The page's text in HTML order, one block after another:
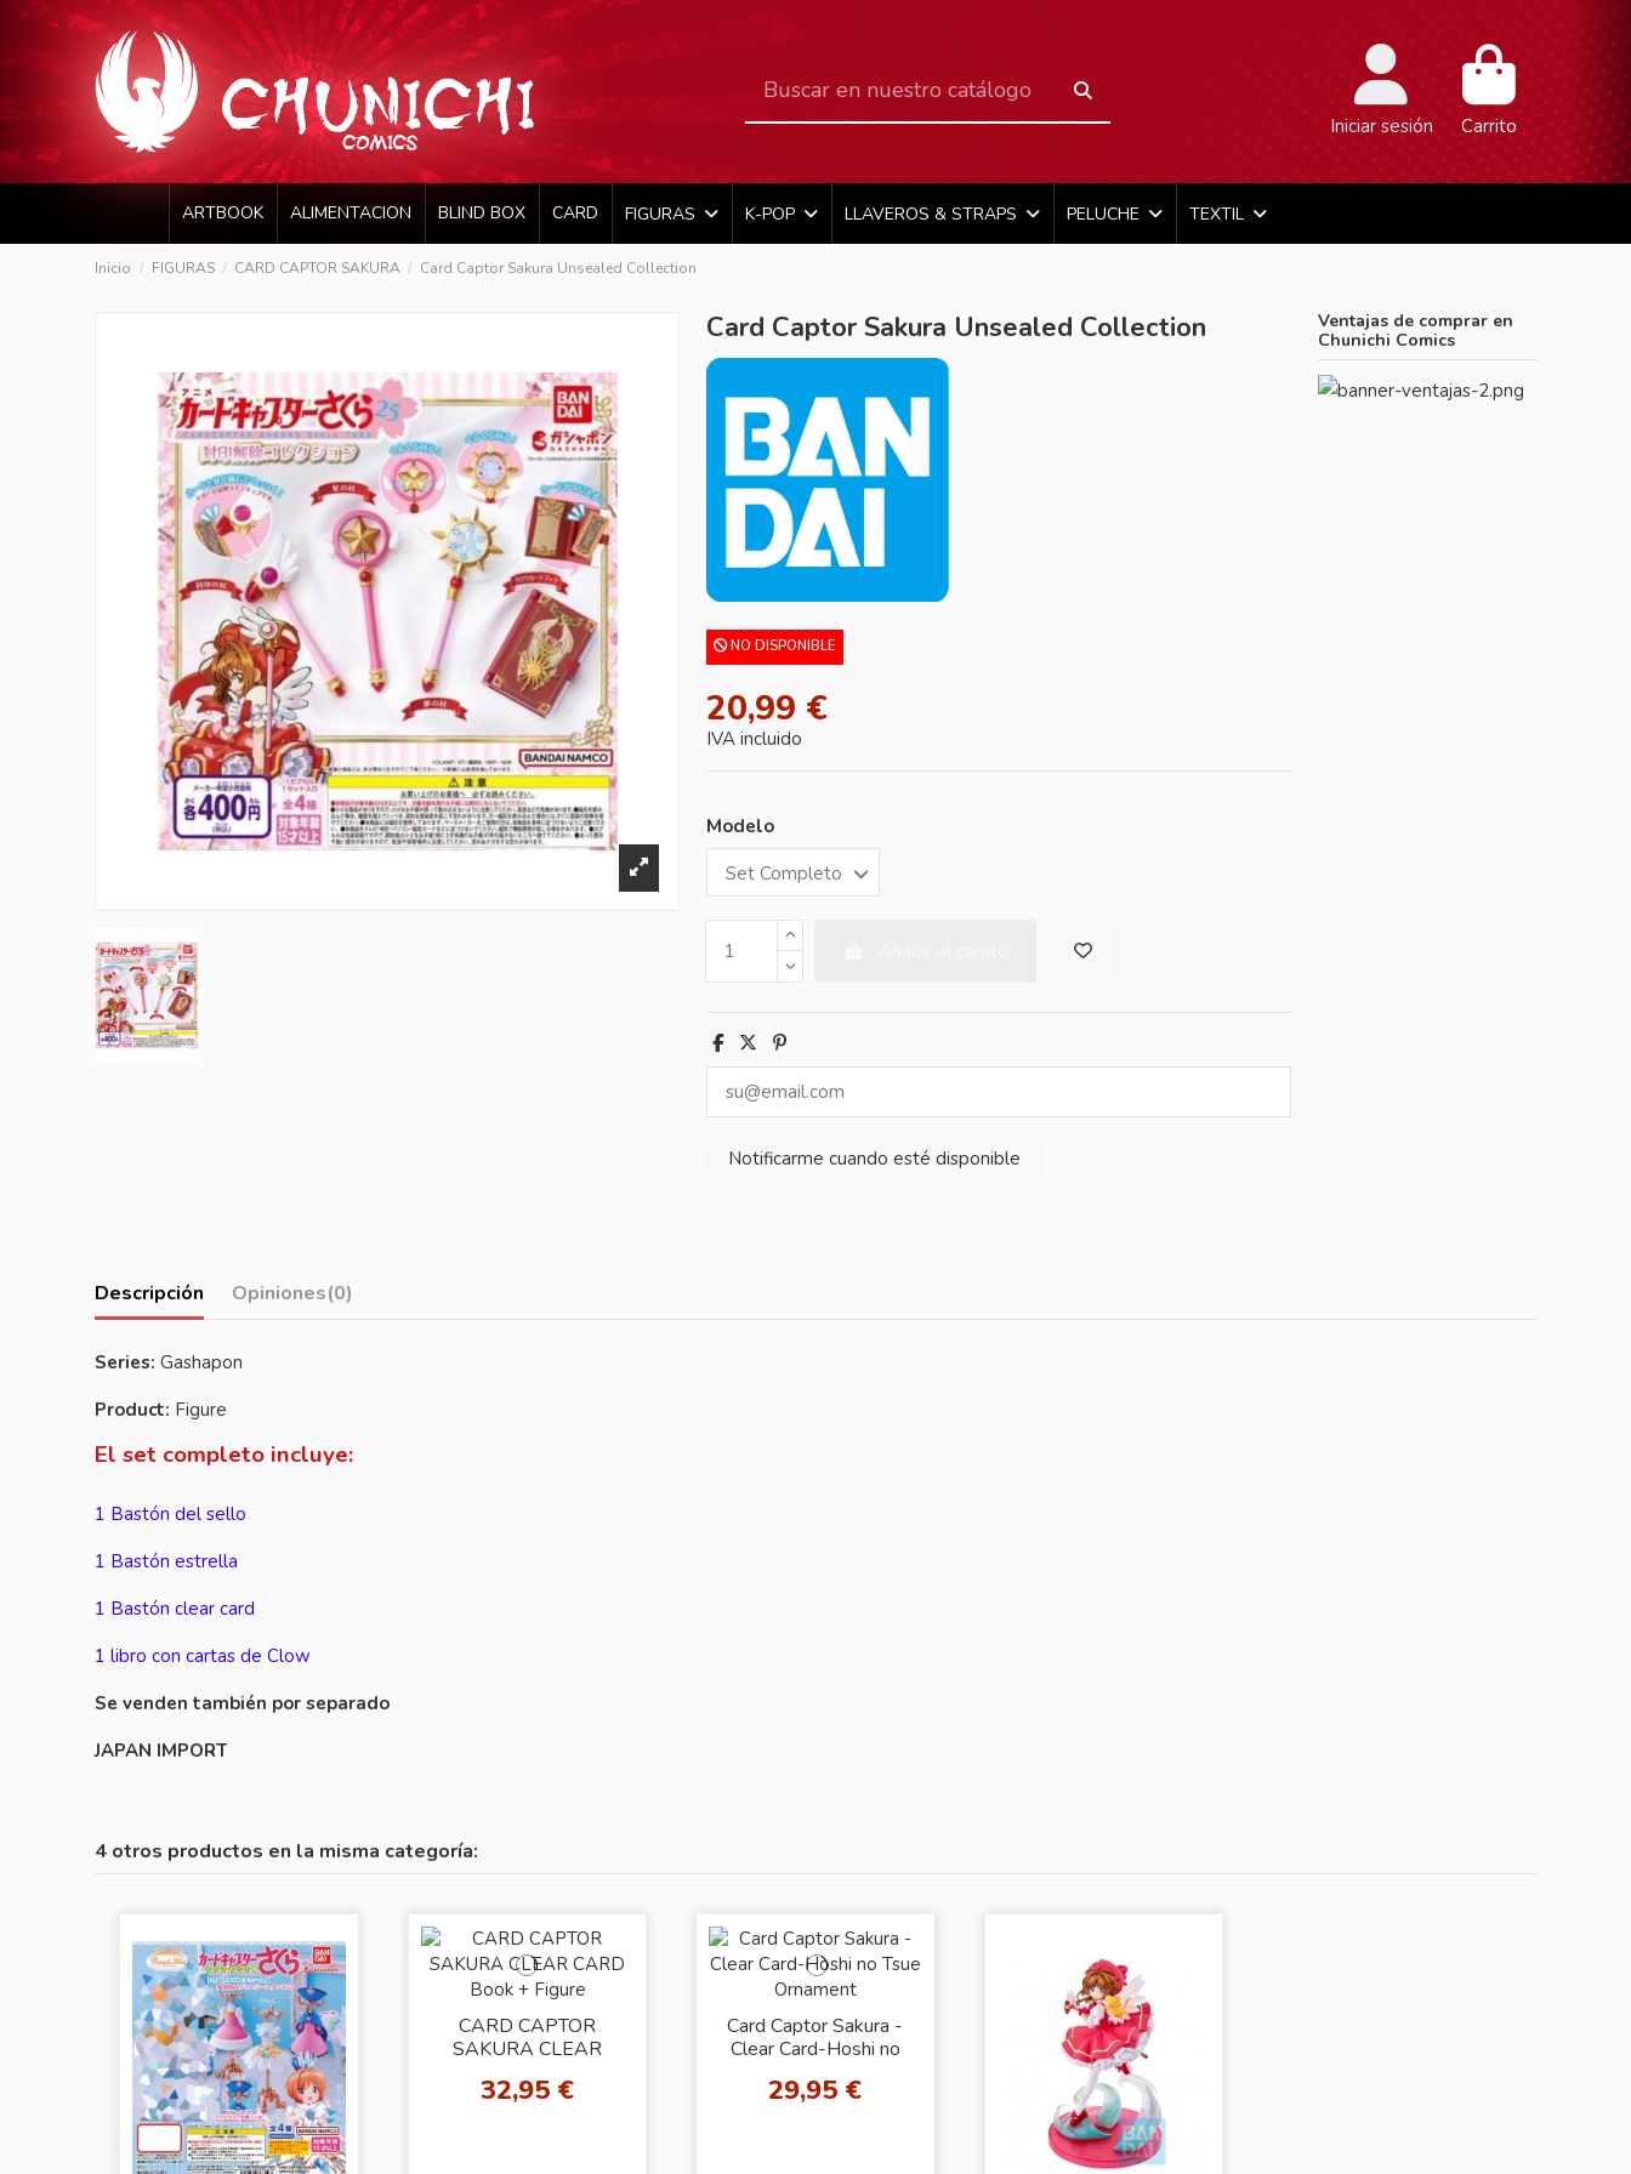
Iniciar sesión Carrito
ARTBOOK ALIMENTACION BLIND BOX CARD FIGURAS K-POP LLAVEROS & STRAPS PELUCHE TEXTIL
Inicio FIGURAS CARD CAPTOR SAKURA Card Captor Sakura Unsealed Collection
Card Captor Sakura Unsealed Collection
NO DISPONIBLE
20,99 €
IVA incluido
Modelo
Ventajas de comprar en
Chunichi Comics
Descripción Opiniones(0)
Series: Gashapon
Product: Figure
El set completo incluye:
1 Bastón del sello
1 Bastón estrella
1 Bastón clear card
1 libro con cartas de Clow
Se venden también por separado
JAPAN IMPORT
4 otros productos en la misma categoría:
CARD CAPTOR
SAKURA CLEAR
32,95 €
Card Captor Sakura -
Clear Card-Hoshi no
29,95 €